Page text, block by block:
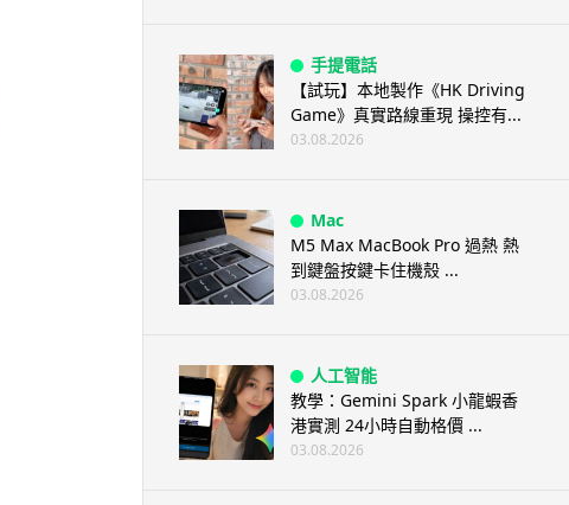
手提電話
【試玩】本地製作《HK Driving
Game》真實路線重現 操控有...
03.08.2026
Mac
M5 Max MacBook Pro 過熱 熱
到鍵盤按鍵卡住機殼 ...
03.08.2026
人工智能
教學：Gemini Spark 小龍蝦香
港實測 24小時自動格價 ...
03.08.2026